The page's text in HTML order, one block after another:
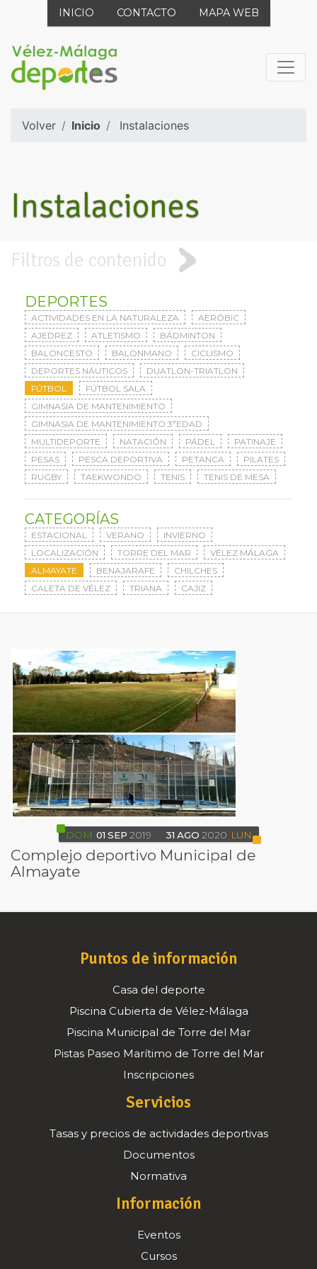
INICIO CONTACTO MAPA WEB
Volver Inicio Instalaciones
Instalaciones
Filtros de contenido
DEPORTES
ACTIVIDADES EN LA NATURALEZA
AERÓBIC
AJEDREZ
ATLETISMO
BÁDMINTON
BALONCESTO
BALONMANO
CICLISMO
DEPORTES NÁUTICOS
DUATLON-TRIATLON
FÚTBOL
FÚTBOL SALA
GIMNASIA DE MANTENIMIENTO
GIMNASIA DE MANTENIMIENTO 3ªEDAD
MULTIDEPORTE
NATACIÓN PÁDEL
PATINAJE
PESAS
PESCA DEPORTIVA PETANCA
PILATES
RUGBY
TAEKWONDO TENIS TENIS DE MESA
CATEGORÍAS
ESTACIONAL VERANO
INVIERNO
LOCALIZACIÓN
TORRE DEL MAR
VÉLEZ MÁLAGA
ALMAYATE
BENAJARAFE
CHILCHES
CALETA DE VÉLEZ
TRIANA CAJIZ
DOM 01 SEP 2019 31 AGO 2020 LUN
Complejo deportivo Municipal de
Almayate
Puntos de información
Casa del deporte
Piscina Cubierta de Vélez-Málaga
Piscina Municipal de Torre del Mar
Pistas Paseo Marítimo de Torre del Mar
Inscripciones
Servicios
Tasas y precios de actividades deportivas
Documentos
Normativa
Información
Eventos
Cursos